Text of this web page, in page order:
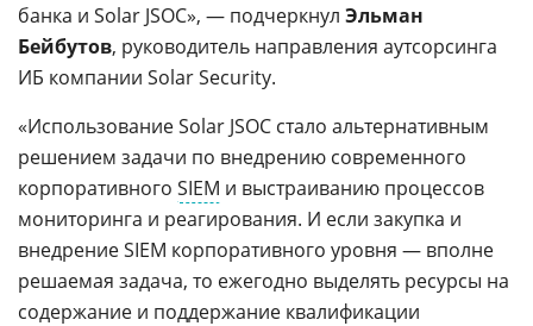
банка и Solar JSOC», — подчеркнул Эльман
Бейбутов, руководитель направления аутсорсинга
ИБ компании Solar Security.
«Использование Solar JSOC стало альтернативным
решением задачи по внедрению современного
корпоративного SIEM и выстраиванию процессов
мониторинга и реагирования. И если закупка и
внедрение SIEM корпоративного уровня — вполне
решаемая задача, то ежегодно выделять ресурсы на
содержание и поддержание квалификации